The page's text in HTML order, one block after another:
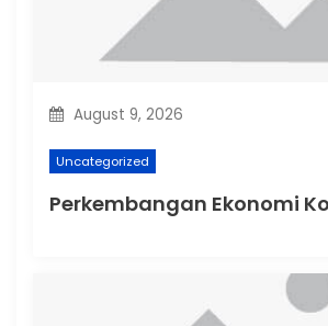
August 9, 2026
Uncategorized